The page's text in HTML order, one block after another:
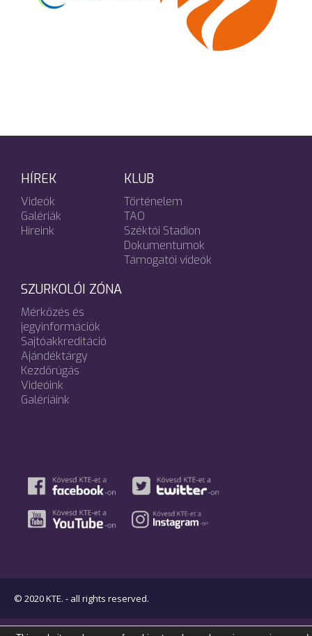
HÍREK
Videók
Galériák
Híreink
KLUB
Történelem
TAO
Széktói Stadion
Dokumentumok
Támogatói videók
SZURKOLÓI ZÓNA
Mérkőzés és
jegyinformációk
Sajtóakkreditáció
Ajándéktárgy
Kezdőrúgás
Videóink
Galériáink
© 2020 KTE. - all rights reserved.